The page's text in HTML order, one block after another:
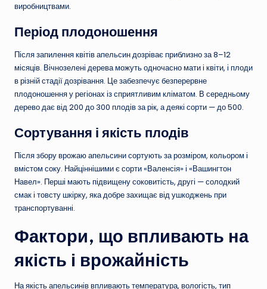
виробництвами.
Період плодоношення
Після запилення квітів апельсин дозріває приблизно за 8–12
місяців. Вічнозелені дерева можуть одночасно мати і квіти, і плоди
в різній стадії дозрівання. Це забезпечує безперервне
плодоношення у регіонах із сприятливим кліматом. В середньому
дерево дає від 200 до 300 плодів за рік, а деякі сорти — до 500.
Сортування і якість плодів
Після збору врожаю апельсини сортують за розміром, кольором і
вмістом соку. Найціннішими є сорти «Валенсія» і «Вашингтон
Навел». Перші мають підвищену соковитість, другі — солодкий
смак і товсту шкірку, яка добре захищає від ушкоджень при
транспортуванні.
Фактори, що впливають на
якість і врожайність
На якість апельсинів впливають температура, вологість, тип